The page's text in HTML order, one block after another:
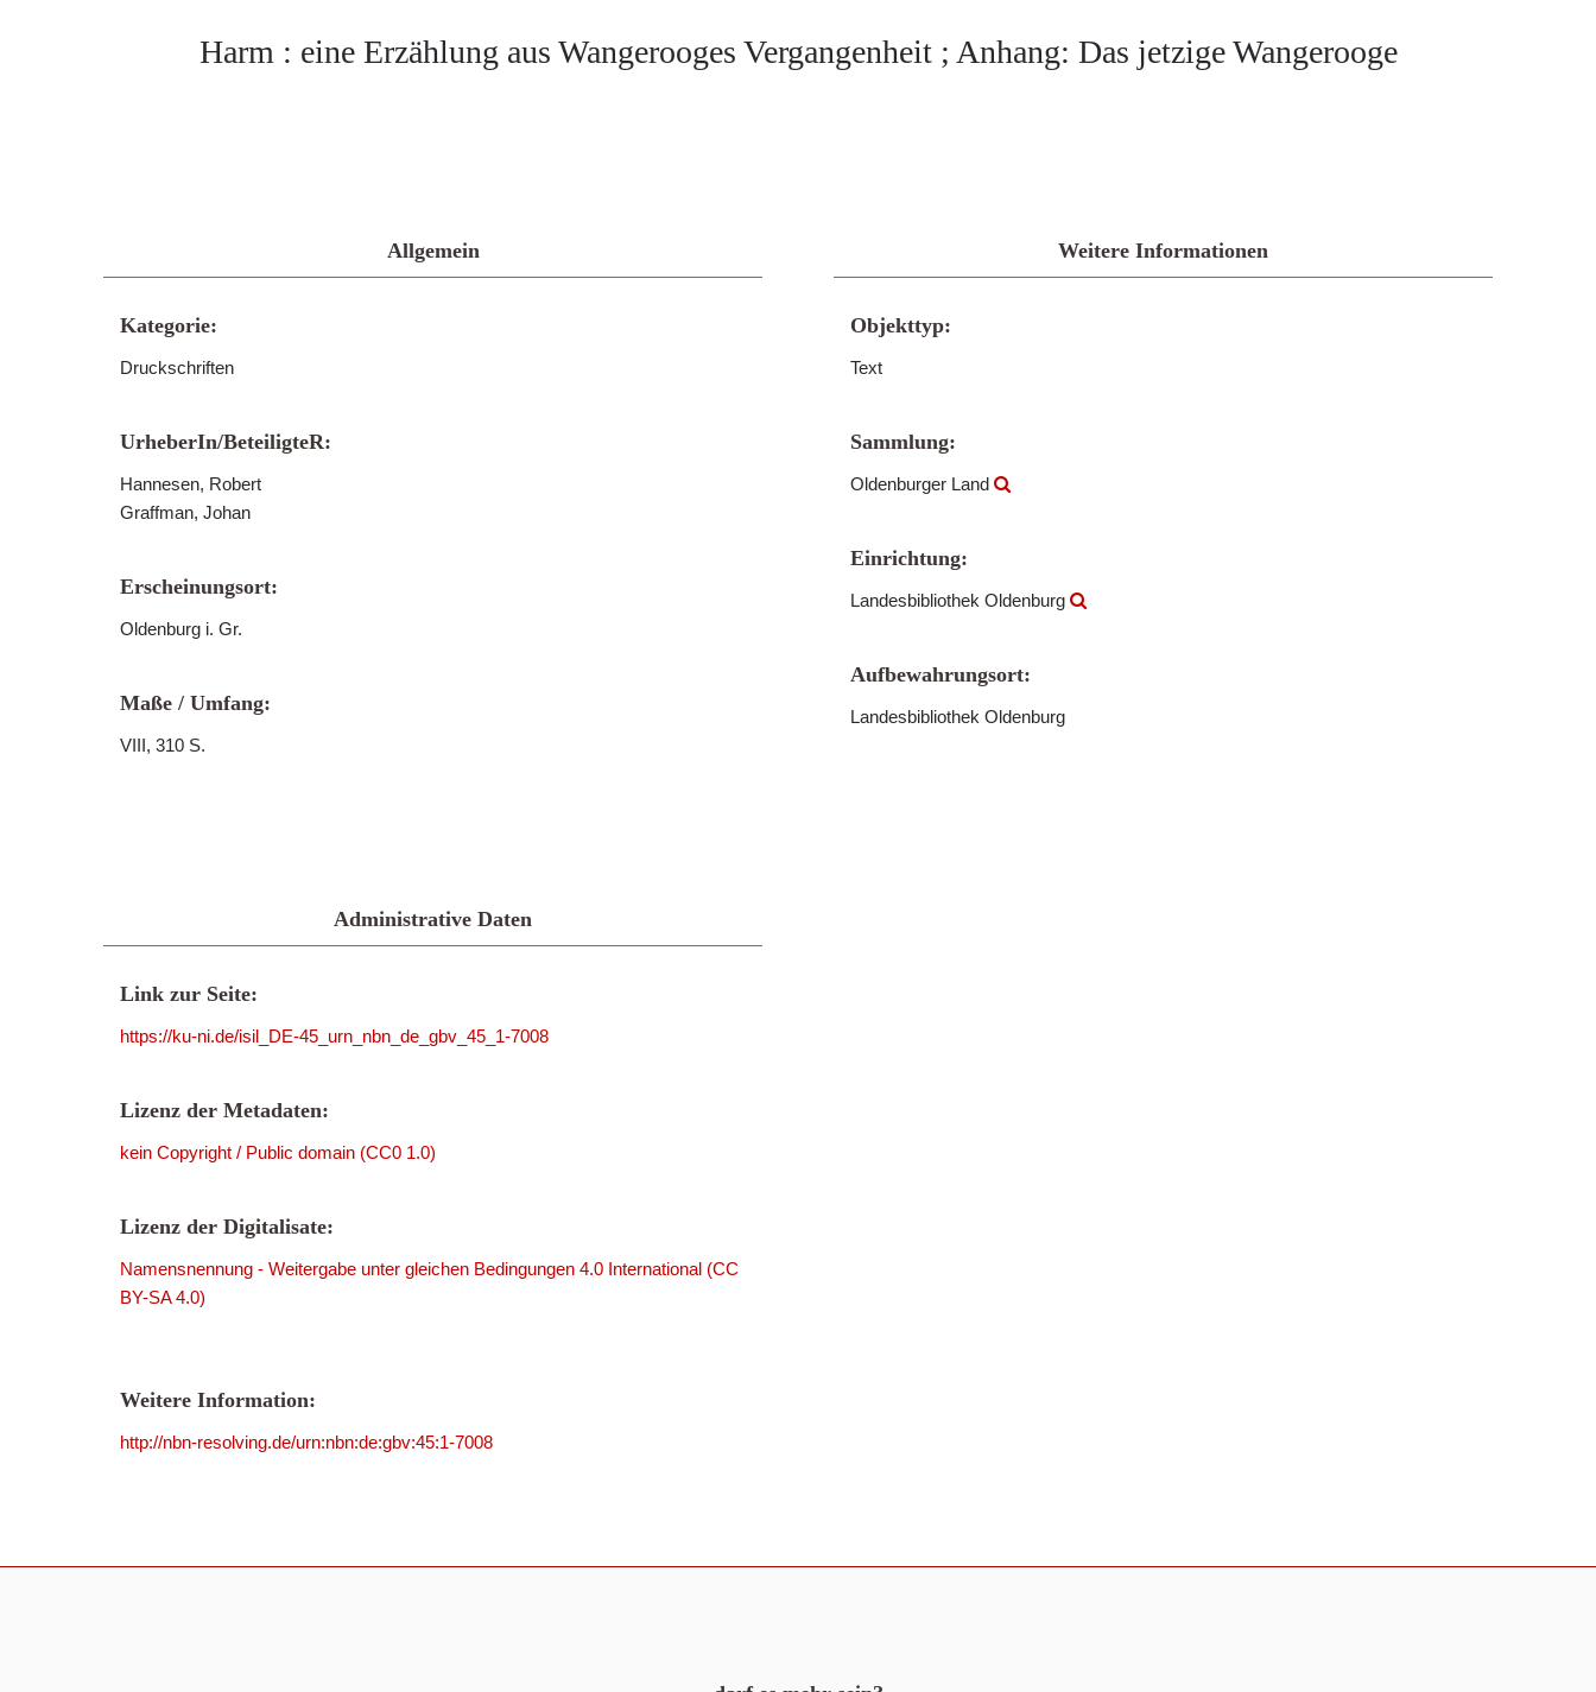
Harm : eine Erzählung aus Wangerooges Vergangenheit ; Anhang: Das jetzige Wangerooge
Allgemein
Kategorie:
Druckschriften
UrheberIn/BeteiligteR:
Hannesen, Robert
Graffman, Johan
Erscheinungsort:
Oldenburg i. Gr.
Maße / Umfang:
VIII, 310 S.
Weitere Informationen
Objekttyp:
Text
Sammlung:
Oldenburger Land
Einrichtung:
Landesbibliothek Oldenburg
Aufbewahrungsort:
Landesbibliothek Oldenburg
Administrative Daten
Link zur Seite:
https://ku-ni.de/isil_DE-45_urn_nbn_de_gbv_45_1-7008
Lizenz der Metadaten:
kein Copyright / Public domain (CC0 1.0)
Lizenz der Digitalisate:
Namensnennung - Weitergabe unter gleichen Bedingungen 4.0 International (CC
BY-SA 4.0)
Weitere Information:
http://nbn-resolving.de/urn:nbn:de:gbv:45:1-7008